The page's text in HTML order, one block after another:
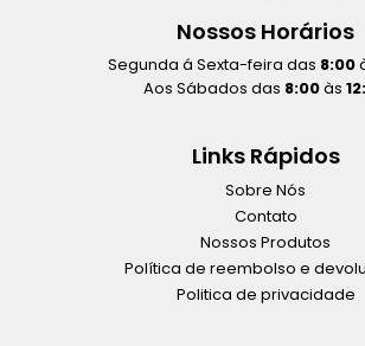
Nossos Horários
Segunda á Sexta-feira das 8:00
Aos Sábados das 8:00às
Links Rápidos
Sobre Nós
Contato
Nossos Produtos
Política de reembolso e
Politica de privacidade